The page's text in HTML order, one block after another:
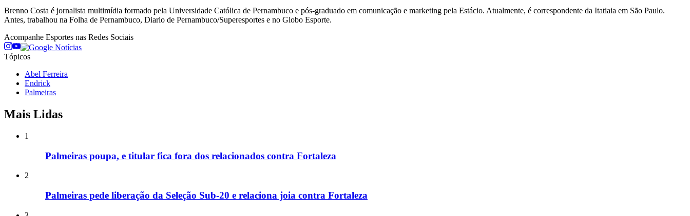
Brenno Costa é jornalista multimídia formado pela Universidade Católica de Pernambuco e pós-graduado em comunicação e marketing pela Estácio. Atualmente, é correspondente da Itatiaia em São Paulo.
Antes, trabalhou na Folha de Pernambuco, Diario de Pernambuco/Superesportes e no Globo Esporte.
Acompanhe Esportes nas Redes Sociais
Tópicos
Abel Ferreira
Endrick
Palmeiras
Mais Lidas
1
Palmeiras poupa, e titular fica fora dos relacionados contra Fortaleza
2
Palmeiras pede liberação da Seleção Sub-20 e relaciona joia contra Fortaleza